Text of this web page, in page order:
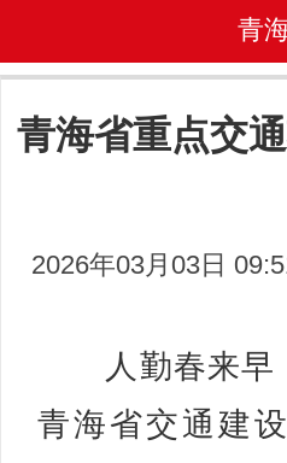
青
青海省重点交
2026年03月03日
人勤春来早
青海省交通建